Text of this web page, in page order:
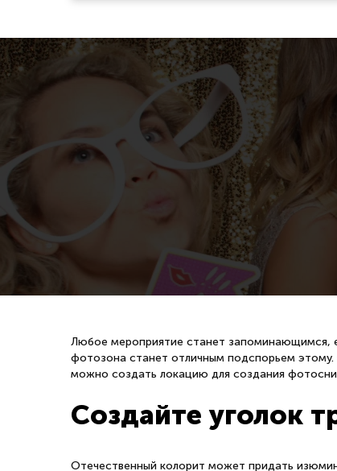
Любое мероприятие станет запоминающимся,
фотозона станет отличным подспорьем
можно создать локацию для создания
Создайте уголок
Отечественный колорит может придать